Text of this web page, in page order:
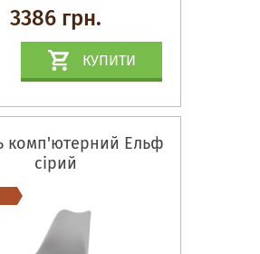
3386 грн.
КУПИТИ
комп'ютерний Ельф
сірий